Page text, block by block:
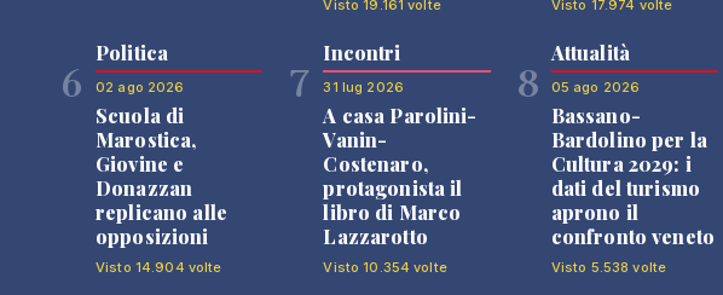
Visto 19.161 volte Visto 17.974 volte
6
Politica
02 ago 2026
Scuola di
Marostica,
Giovine e
Donazzan
replicano alle
opposizioni
Visto 14.904 volte
7
Incontri
31 lug 2026
A casa Parolini-
Vanin-
Costenaro,
protagonista il
libro di Marco
Lazzarotto
Visto 10.354 volte
8
Attualità
05 ago 2026
Bassano-
Bardolino per la
Cultura 2029: i
dati del turismo
aprono il
confronto veneto
Visto 5.538 volte